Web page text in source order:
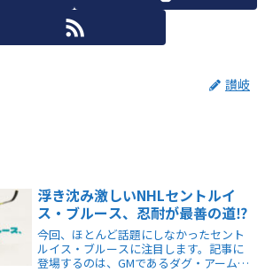
讃岐
浮き沈み激しいNHLセントルイ
ス・ブルース、忍耐が最善の道⁉︎
今回、ほとんど話題にしなかったセント
ルイス・ブルースに注目します。記事に
登場するのは、GMであるダグ・アームス